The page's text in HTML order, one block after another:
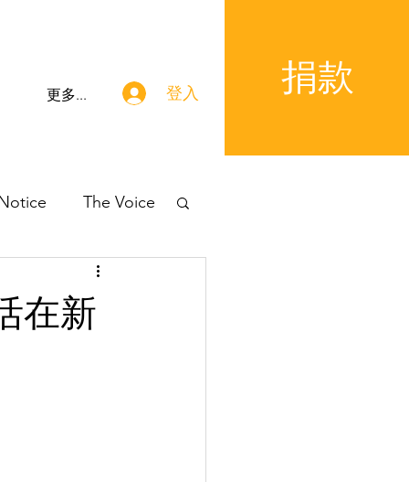
更多... 登入 捐款
The Voice
在新